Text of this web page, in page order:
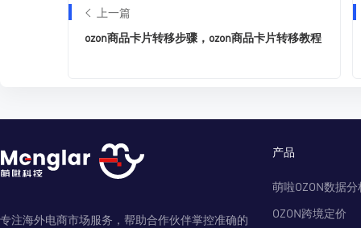
上一篇
ozon商品卡片转移步骤，ozon商品卡片转移教程
专注海外电商市场服务，帮助合作伙伴掌控准确的
产品
萌啦OZON数据分
OZON跨境定价